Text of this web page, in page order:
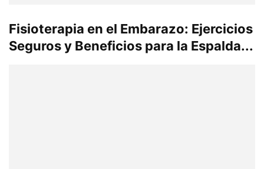
Fisioterapia en el Embarazo: Ejercicios
Seguros y Beneficios para la Espalda...